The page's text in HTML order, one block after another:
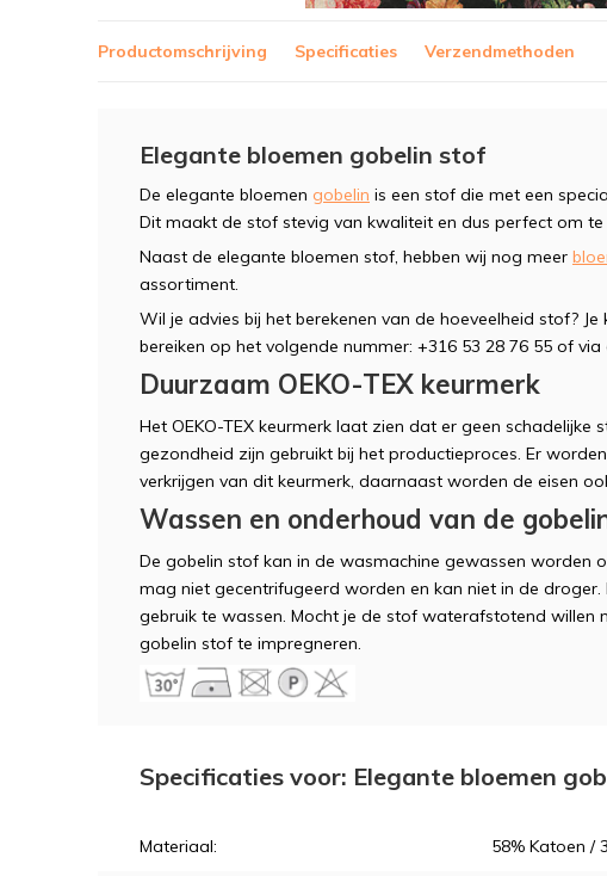
Productomschrijving Specificaties Verzendmethoden
Elegante bloemen gobelin stof
De elegante bloemen gobelin is een stof die met een
Dit maakt de stof stevig van kwaliteit en dus perfect om te
Naast de elegante bloemen stof, hebben wij nog meer
assortiment.
Wil je advies bij het berekenen van de hoeveelheid stof?
bereiken op het volgende nummer: +316 53 28 76 55 of via
Duurzaam OEKO-TEX keurmerk
Het OEKO-TEX keurmerk laat zien dat er geen schadelijke
gezondheid zijn gebruikt bij het productieproces. Er
verkrijgen van dit keurmerk, daarnaast worden de eisen
Wassen en onderhoud van de
De gobelin stof kan in de wasmachine gewassen worden
mag niet gecentrifugeerd worden en kan niet in de
gebruik te wassen. Mocht je de stof waterafstotend willen
gobelin stof te impregneren.
Specificaties voor: Elegante bloemen
Materiaal: 58% Katoen /